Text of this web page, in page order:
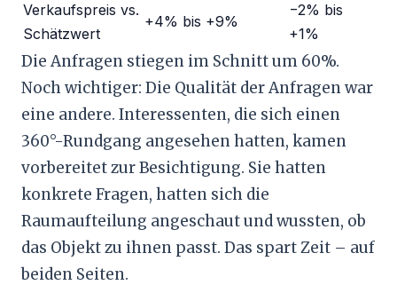
Verkaufspreis vs.
Schätzwert
+4% bis +9%
−2% bis
+1%
Die Anfragen stiegen im Schnitt um 60%.
Noch wichtiger: Die Qualität der Anfragen war
eine andere. Interessenten, die sich einen
360°-Rundgang angesehen hatten, kamen
vorbereitet zur Besichtigung. Sie hatten
konkrete Fragen, hatten sich die
Raumaufteilung angeschaut und wussten, ob
das Objekt zu ihnen passt. Das spart Zeit – auf
beiden Seiten.